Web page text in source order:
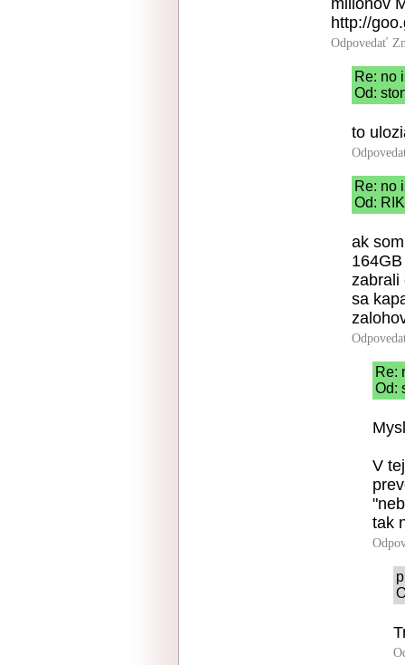
miliónov
http://
Odpovedať
Re: no
Od:
to
Re: no
Od:
ak
zabrali
sa
Re:
Od:
V
tak